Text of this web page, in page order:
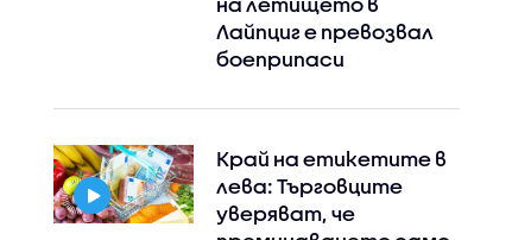
Лайпциг е превозвал
боеприпаси
Край на етикетите в
лева: Търговците
уверяват, че